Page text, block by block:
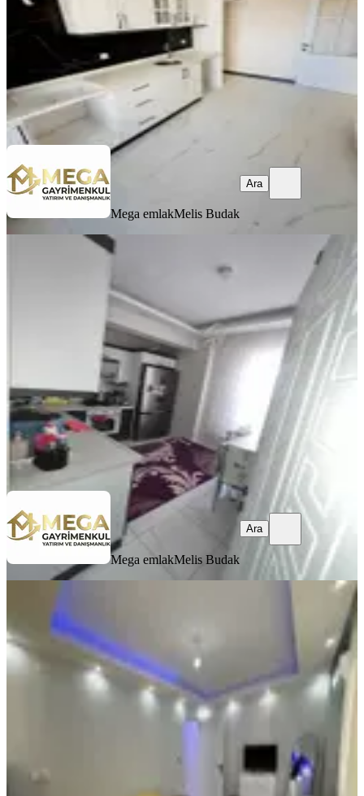
5.250.000 ₺
Mega emlakMelis Budak
Ara
Mega emlakMelis Budak
Ara
Mega Gayrimenkul'den Satılık
Atatürk Ma Geniş Ve Ferah 2+1 Daire
Bergama, Atatürk Mahallesi
2+1
·100 m² Yüksek giriş· 22.07.2026
3.950.000 ₺4.040.000 ₺
Mega emlak Melis Budak
Ara
Mega emlakMelis Budak
Ara
Zafer Mahallesi Satılık Kapalı Mutfak
Bergama, Zafer Mahallesi
1+1
49 m²·Kot 1 06.08.2026
3.000.000 ₺